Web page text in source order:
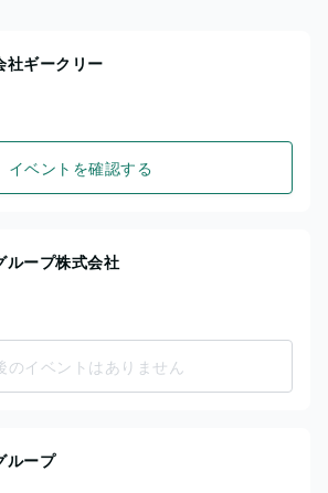
社ギークリー
イベントを確認する
ループ株式会社
のイベントはありません
ループ